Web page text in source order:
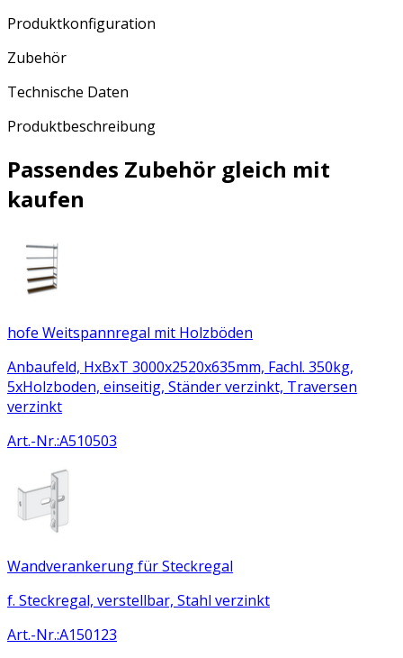
Produktkonfiguration
Zubehör
Technische Daten
Produktbeschreibung
Passendes Zubehör gleich mit
kaufen
hofe Weitspannregal mit Holzböden
Anbaufeld, HxBxT 3000x2520x635mm, Fachl. 350kg,
5xHolzboden, einseitig, Ständer verzinkt, Traversen
verzinkt
Art.-Nr.:A510503
Wandverankerung für Steckregal
f. Steckregal, verstellbar, Stahl verzinkt
Art.-Nr.:A150123